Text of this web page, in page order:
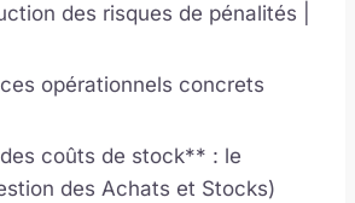
des risques de pénalités |
opérationnels concrets
coûts de stock** : le
des Achats et Stocks)